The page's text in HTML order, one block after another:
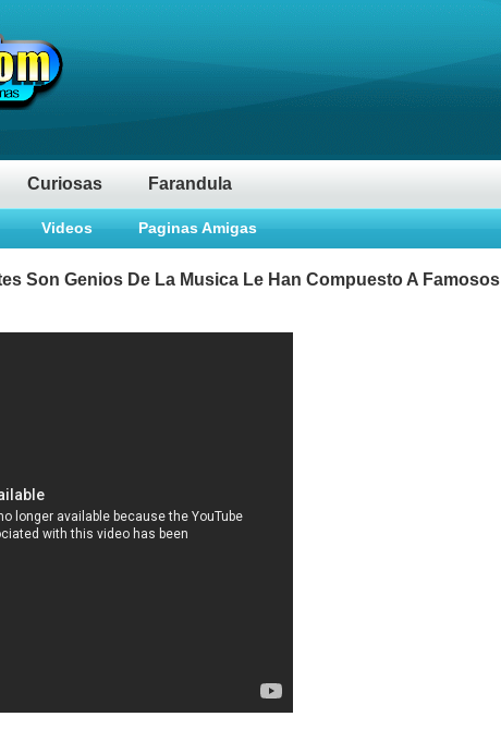
Curiosas Farandula
Videos Paginas Amigas
Son Genios De La Musica Le Han Compuesto A Famosos